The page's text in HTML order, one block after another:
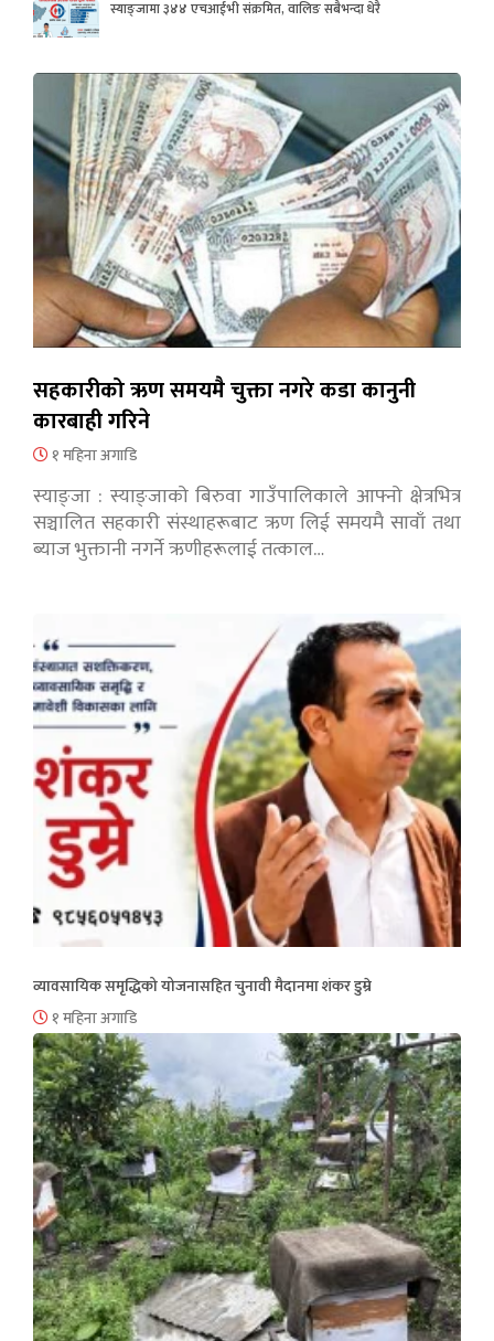
स्याङ्जामा ३४४ एचआईभी संक्रमित, वालिङ सबैभन्दा धेरै
सहकारीको ऋण समयमै चुक्ता नगरे कडा कानुनी
कारबाही गरिने
१ महिना अगाडि
स्याङ्जा : स्याङ्जाको बिरुवा गाउँपालिकाले आफ्नो क्षेत्रभित्र
सञ्चालित सहकारी संस्थाहरूबाट ऋण लिई समयमै सावाँ तथा
ब्याज भुक्तानी नगर्ने ऋणीहरूलाई तत्काल…
व्यावसायिक समृद्धिको योजनासहित चुनावी मैदानमा शंकर डुम्रे
१ महिना अगाडि